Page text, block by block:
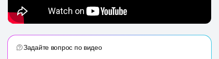
Задайте вопрос по видео